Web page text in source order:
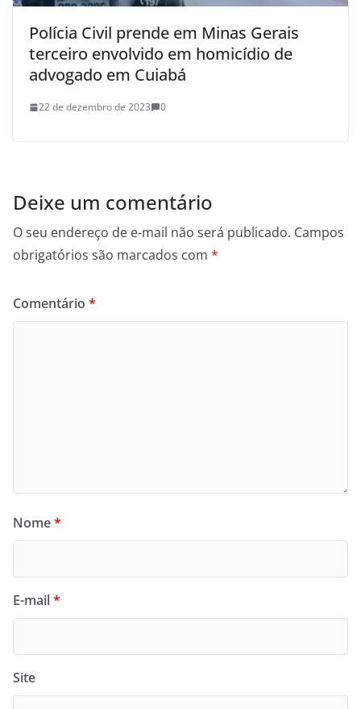
Polícia Civil prende em Minas Gerais
terceiro envolvido em homicídio de
advogado em Cuiabá
22 de dezembro de 2023 0
Deixe um comentário
O seu endereço de e-mail não será publicado. Campos
obrigatórios são marcados com *
Comentário *
Nome*
E-mail*
Site